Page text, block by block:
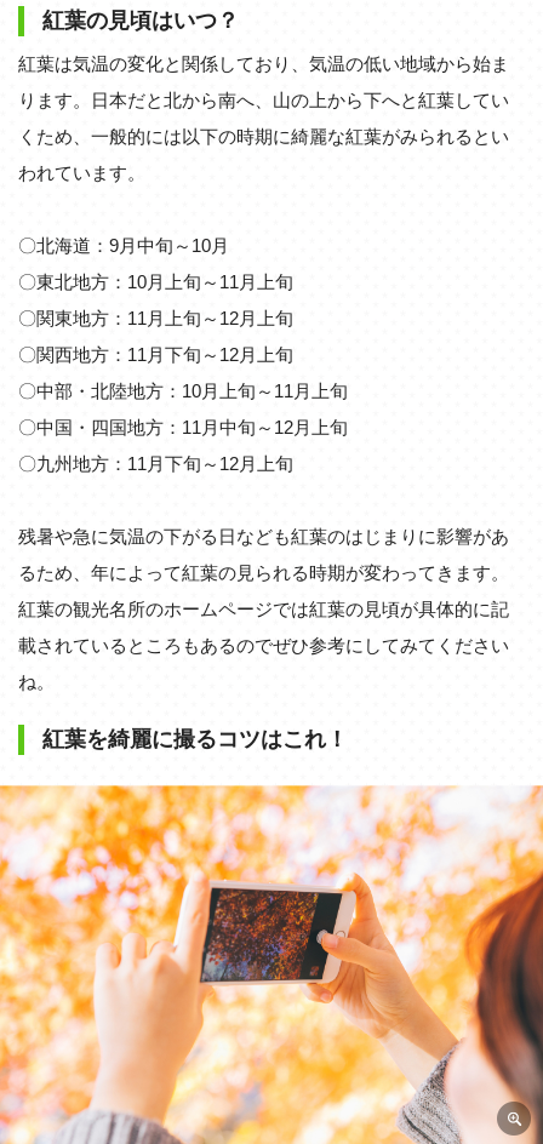
紅葉の見頃はいつ？
紅葉は気温の変化と関係しており、気温の低い地域から始ま
ります。日本だと北から南へ、山の上から下へと紅葉してい
くため、一般的には以下の時期に綺麗な紅葉がみられるとい
われています。
〇北海道：9月中旬～10月
〇東北地方：10月上旬～11月上旬
〇関東地方：11月上旬～12月上旬
〇関西地方：11月下旬～12月上旬
〇中部・北陸地方：10月上旬～11月上旬
〇中国・四国地方：11月中旬～12月上旬
〇九州地方：11月下旬～12月上旬
残暑や急に気温の下がる日なども紅葉のはじまりに影響があ
るため、年によって紅葉の見られる時期が変わってきます。
紅葉の観光名所のホームページでは紅葉の見頃が具体的に記
載されているところもあるのでぜひ参考にしてみてください
ね。
紅葉を綺麗に撮るコツはこれ！